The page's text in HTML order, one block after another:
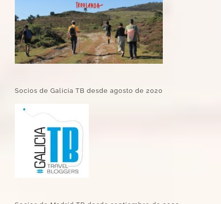
Socios de Galicia TB desde agosto de 2020